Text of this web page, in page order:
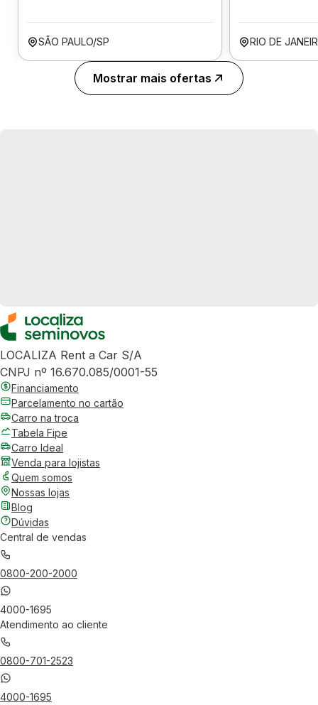
SÃO PAULO/SP RIO DE
Mostrar mais ofertas
LOCALIZA Rent a Car S/A
CNPJ nº 16.670.085/0001-55
Financiamento
Parcelamento no cartão
Carro na troca
Tabela Fipe
Carro Ideal
Venda para lojistas
Quem somos
Nossas lojas
Blog
Dúvidas
Central de vendas
0800-200-2000
4000-1695
Atendimento ao cliente
0800-701-2523
4000-1695